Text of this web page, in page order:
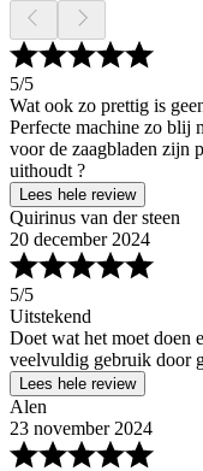
5/5
Wat ook zo prettig is
Perfecte machine zo blij
voor de zaagbladen zijn
uithoudt ?
Lees hele review
Quirinus van der steen
20 december 2024
5/5
Uitstekend
Doet wat het moet doen
veelvuldig gebruik door
Lees hele review
Alen
23 november 2024